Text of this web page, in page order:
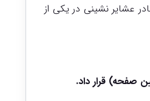
عشایر نشینی در یکی از
صفحه) قرار داد.